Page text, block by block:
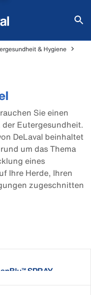
& Hygiene
Sie einen
Eutergesundheit.
DeLaval beinhaltet
um das Thema
eines
Ihre Herde, Ihren
zugeschnitten
SPRAY